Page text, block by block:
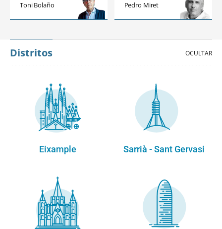
Toni Bolaño Pedro Miret
Distritos
Eixample Sarrià - Sant Gervasi